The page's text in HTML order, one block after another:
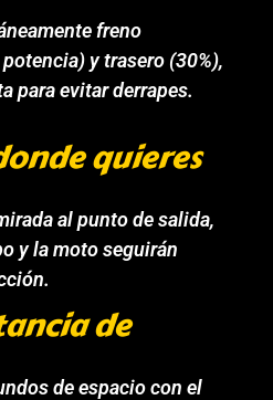
freno
y trasero (30%),
para evitar derrapes.
quieres
al punto de salida,
y la moto seguirán
de
de espacio con el